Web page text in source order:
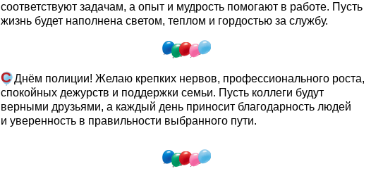
соответствуют задачам, а опыт и мудрость помогают в работе. Пусть
жизнь будет наполнена светом, теплом и гордостью за службу.
СДнём полиции! Желаю крепких нервов, профессионального роста,
спокойных дежурств и поддержки семьи. Пусть коллеги будут
верными друзьями, а каждый день приносит благодарность людей
и уверенность в правильности выбранного пути.